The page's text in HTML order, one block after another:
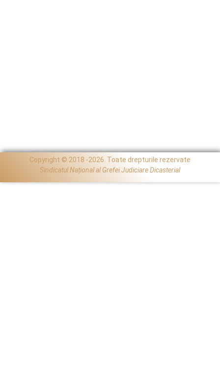
Copyright © 2018 -2026. Toate drepturile rezervate
Sindicatul Național al Grefei Judiciare Dicasterial